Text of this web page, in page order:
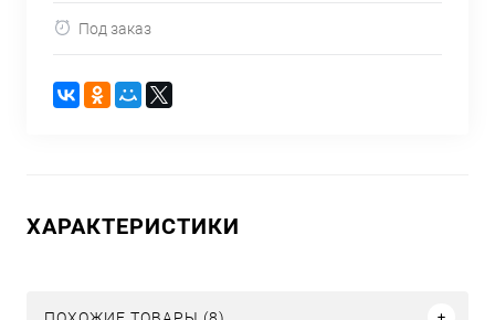
Под заказ
ХАРАКТЕРИСТИКИ